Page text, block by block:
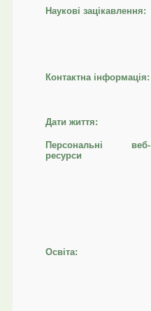
Наукові зацікавлення:
Контактна інформація:
Дати життя:
Персональні веб-
ресурси
Освіта: